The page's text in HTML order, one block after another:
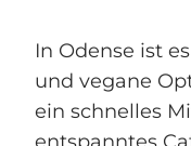
In Odense ist
und vegane
ein schnelles